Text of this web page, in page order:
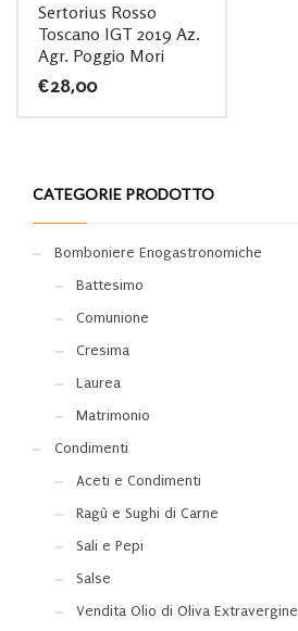
Sertorius Rosso
Toscano IGT 2019 Az.
Agr. Poggio Mori
€28,00
CATEGORIE PRODOTTO
Bomboniere Enogastronomiche
Battesimo
Comunione
Cresima
Laurea
Matrimonio
Condimenti
Aceti e Condimenti
Ragù e Sughi di Carne
Sali e Pepi
Salse
Vendita Olio di Oliva Extravergine